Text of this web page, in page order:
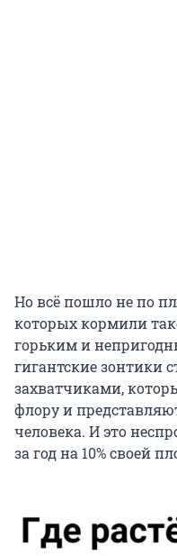
Но всё пошло не по
которых кормили
горьким и
гигантские зонтики
захватчиками,
флору и
человека. И это
за год на 10% своей